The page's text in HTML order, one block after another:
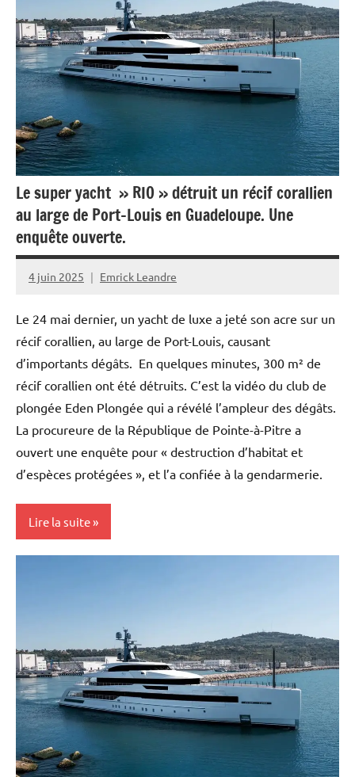
Ecologie
Environnement
France
Guyane
Monde
Politique
Société
Le super yacht » RIO » détruit un récif corallien
au large de Port-Louis en Guadeloupe. Une
enquête ouverte.
4 juin 2025 Emrick Leandre
Le 24 mai dernier, un yacht de luxe a jeté son acre sur un
récif corallien, au large de Port-Louis, causant
d’importants dégâts. En quelques minutes, 300 m² de
récif corallien ont été détruits. C’est la vidéo du club de
plongée Eden Plongée qui a révélé l’ampleur des dégâts.
La procureure de la République de Pointe-à-Pitre a
ouvert une enquête pour « destruction d’habitat et
d’espèces protégées », et l’a confiée à la gendarmerie.
Lire la suite
Caraïbe
Ecologie
Environnement
France
Guadeloupe